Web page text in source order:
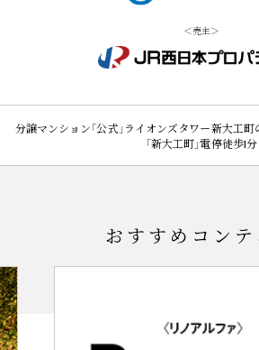
分譲マンション「公式」ライオンズタワー新大工
「新大工町」電停徒歩1分
＜売主＞
おすすめコンテ